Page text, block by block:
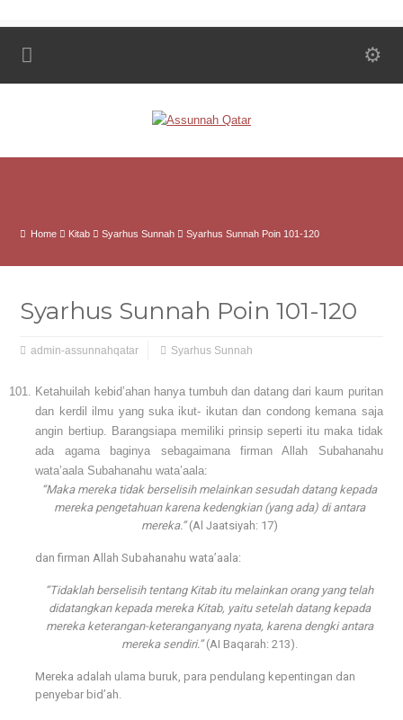
Home Kitab Syarhus Sunnah Syarhus Sunnah Poin 101-120
Syarhus Sunnah Poin 101-120
admin-assunnahqatar Syarhus Sunnah
Ketahuilah kebid’ahan hanya tumbuh dan datang dari kaum puritan
dan kerdil ilmu yang suka ikut- ikutan dan condong kemana saja
angin bertiup. Barangsiapa memiliki prinsip seperti itu maka tidak
ada agama baginya sebagaimana firman Allah Subahanahu
wata’aala Subahanahu wata’aala:
“Maka mereka tidak berselisih melainkan sesudah datang kepada
mereka pengetahuan karena kedengkian (yang ada) di antara
mereka.”(Al Jaatsiyah: 17)
dan firman Allah Subahanahu wata’aala:
“Tidaklah berselisih tentang Kitab itu melainkan orang yang telah
didatangkan kepada mereka Kitab, yaitu setelah datang kepada
mereka keterangan-keteranganyang nyata, karena dengki antara
mereka sendiri.”(AI Baqarah: 213).
Mereka adalah ulama buruk, para pendulang kepentingan dan
penyebar bid’ah.